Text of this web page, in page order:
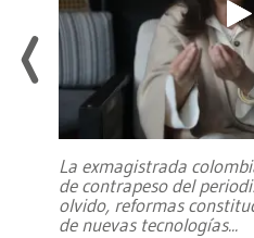
La exmagistrada
de contrapeso del
olvido, reformas
de nuevas tecnologías...